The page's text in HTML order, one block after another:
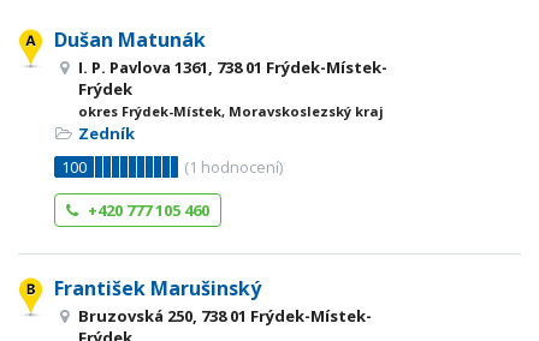
Dušan Matunák
I. P. Pavlova 1361, 738 01 Frýdek-Místek-
Frýdek
okres Frýdek-Místek, Moravskoslezský kraj
Zedník
100
(1 hodnocení)
+420 777 105 460
František Marušinský
Bruzovská 250, 738 01 Frýdek-Místek-